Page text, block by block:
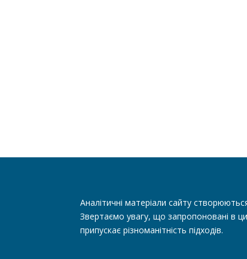
Аналітичні матеріали сайту
Звертаємо увагу, що запропоновані в
припускає різноманітність підходів.